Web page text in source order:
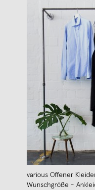
various Offener
Wunschgröße -